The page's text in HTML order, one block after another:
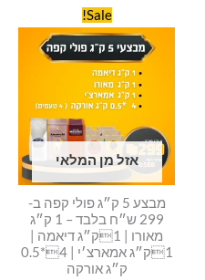
Sale!
אזל מן המלאי
מבצע 5 ק״ג פולי קפה ב-
299 ש״ח בלבד – 1 ק״ג
מאורו | 1ק״ג דיאמה |
1ק״ג אמארצ׳י | 4*0.5
ק״ג אורקה
המחיר
המקורי
היה:
₪588.00.
הנוכחי
הוא:
₪299.00.
האפשרויות